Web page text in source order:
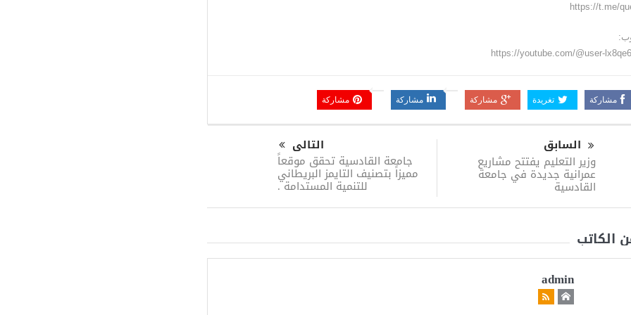
https://youtube.com/@user-
مشاركة تغريدة مشاركة مشاركة مشاركة
السابق
وزير التعليم يفتتح مشاريع
عمرانية جديدة في جامعة
القادسية
التالى
جامعة القادسية تحقق موقعاً
مميزاً بتصنيف التايمز البريطاني
للتنمية المستدامة .
الكاتب
admin